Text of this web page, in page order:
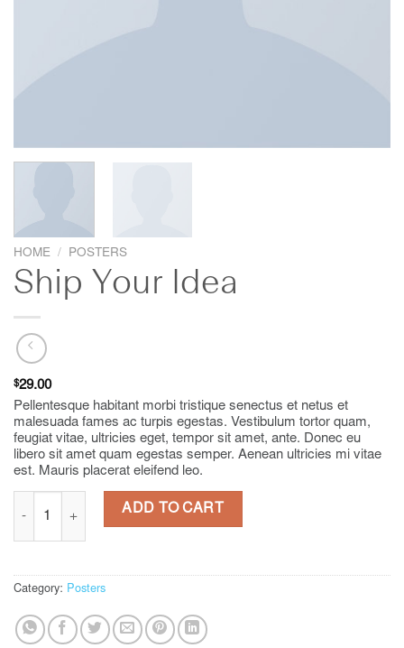
HOME / POSTERS
Ship Your Idea
$29.00
Pellentesque habitant morbi tristique senectus et netus et
malesuada fames ac turpis egestas. Vestibulum tortor quam,
feugiat vitae, ultricies eget, tempor sit amet, ante. Donec eu
libero sit amet quam egestas semper. Aenean ultricies mi vitae
est. Mauris placerat eleifend leo.
Ship Your Idea quantity
ADD TO CART
Category: Posters